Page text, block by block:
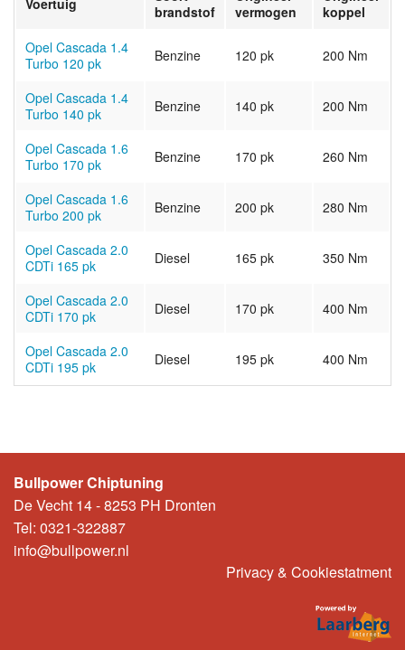
Voertuig
brandstof
vermogen
koppel
Opel Cascada 1.4
Turbo 120 pk
Benzine 120 pk 200 Nm
Opel Cascada 1.4
Turbo 140 pk
Benzine 140 pk 200 Nm
Opel Cascada 1.6
Turbo 170 pk
Benzine 170 pk 260 Nm
Opel Cascada 1.6
Turbo 200 pk
Benzine 200 pk 280 Nm
Opel Cascada 2.0
CDTi 165 pk
Diesel 165 pk 350 Nm
Opel Cascada 2.0
CDTi 170 pk
Diesel 170 pk 400 Nm
Opel Cascada 2.0
CDTi 195 pk
Diesel 195 pk 400 Nm
Bullpower Chiptuning
De Vecht 14 - 8253 PH Dronten
Tel: 0321-322887
info@bullpower.nl
Privacy & Cookiestatment